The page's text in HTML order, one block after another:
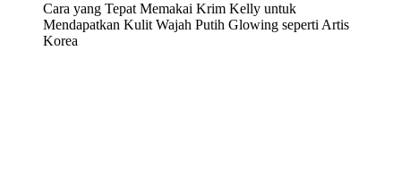
Cara yang Tepat Memakai Krim Kelly untuk
Mendapatkan Kulit Wajah Putih Glowing seperti Artis
Korea